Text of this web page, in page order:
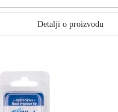
Detalji o proizvodu